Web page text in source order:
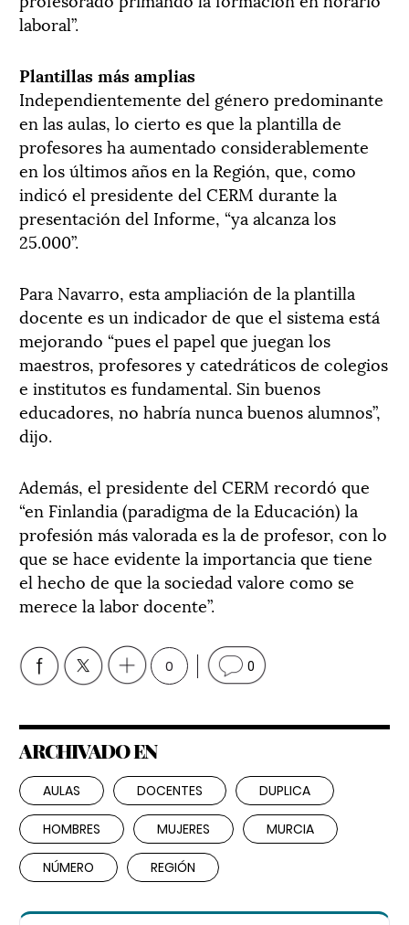
laboral”.
Plantillas más amplias
Independientemente del género predominante
en las aulas, lo cierto es que la plantilla de
profesores ha aumentado considerablemente
en los últimos años en la Región, que, como
indicó el presidente del CERM durante la
presentación del Informe, “ya alcanza los
25.000”.
Para Navarro, esta ampliación de la plantilla
docente es un indicador de que el sistema está
mejorando “pues el papel que juegan los
maestros, profesores y catedráticos de colegios
e institutos es fundamental. Sin buenos
educadores, no habría nunca buenos alumnos”,
dijo.
Además, el presidente del CERM recordó que
“en Finlandia (paradigma de la Educación) la
profesión más valorada es la de profesor, con lo
que se hace evidente la importancia que tiene
el hecho de que la sociedad valore como se
merece la labor docente”.
0 0
ARCHIVADO EN
AULAS DOCENTES DUPLICA
HOMBRES MUJERES MURCIA
NÚMERO REGIÓN